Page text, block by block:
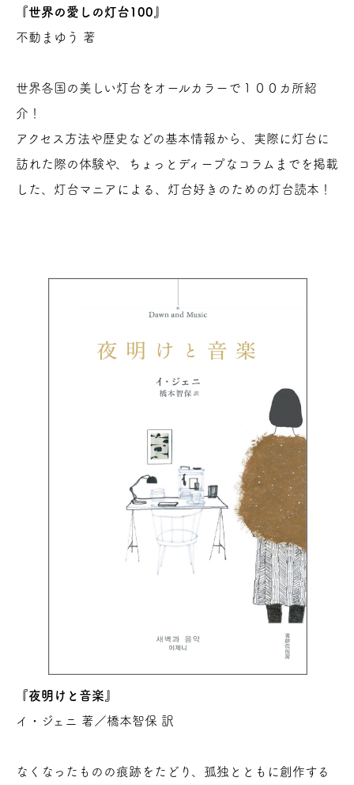
『世界の愛しの灯台100』
不動まゆう 著
世界各国の美しい灯台をオールカラーで１００カ所紹
介！
アクセス方法や歴史などの基本情報から、実際に灯台に
訪れた際の体験や、ちょっとディープなコラムまでを掲載
した、灯台マニアによる、灯台好きのための灯台読本！
『夜明けと音楽』
イ・ジェニ 著／橋本智保 訳
なくなったものの痕跡をたどり、孤独とともに創作する